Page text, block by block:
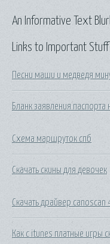
Links to Important Stuff
Песни маши и медведя
Бланк заявления
Схема маршруток спб
Скачать скины для девочек
Скачать драйвер
Как с itunes платные игры
An Informative Text